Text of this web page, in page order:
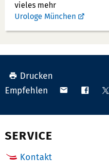
vieles mehr
Urologe München
Drucken
Empfehlen
Teilen Teilen
SERVICE
Kontakt